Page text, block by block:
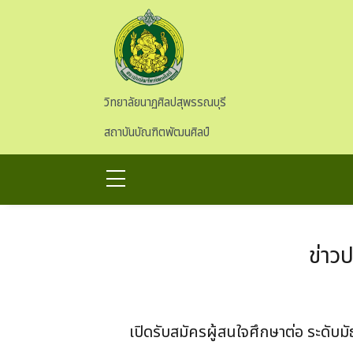
วิทยาลัยนาฏศิลปสุพรรณบุรี
สถาบันบัณฑิตพัฒนศิลป์
ข่าว
เปิดรับสมัครผู้สนใจศึกษาต่อ ระดับ